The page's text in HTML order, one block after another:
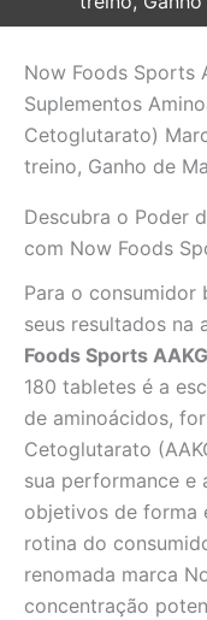
Now Foods Sports
Suplementos
Cetoglutarato)
treino, Ganho de
Descubra o Poder
com Now Foods
Para o consumidor
seus resultados na
Foods Sports
180 tabletes é a
de aminoácidos,
Cetoglutarato
sua performance e
objetivos de forma
rotina do
renomada marca
concentração